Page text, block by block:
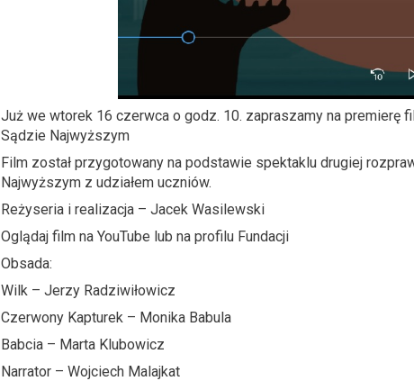
Już we wtorek 16 czerwca o godz. 10. zapraszamy na premierę
Sądzie Najwyższym
Film został przygotowany na podstawie spektaklu drugiej
Najwyższym z udziałem uczniów.
Reżyseria i realizacja – Jacek Wasilewski
Oglądaj film na YouTube lub na profilu Fundacji
Obsada:
Wilk – Jerzy Radziwiłowicz
Czerwony Kapturek – Monika Babula
Babcia – Marta Klubowicz
Narrator – Wojciech Malajkat